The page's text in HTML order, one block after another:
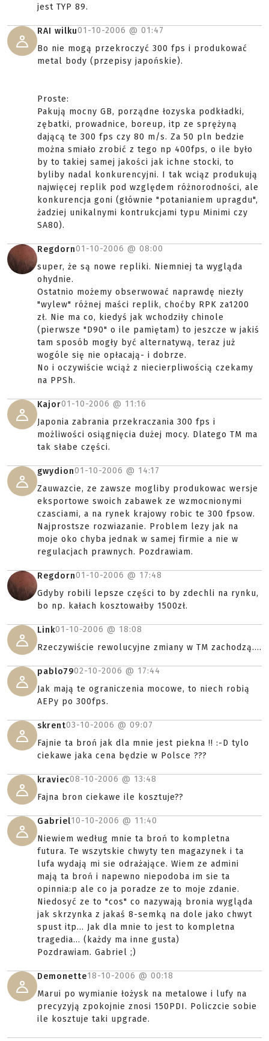
jest TYP 89.
RAI wilku01-10-2006 @ 01:47
Bo nie mogą przekroczyć 300 fps i produkować
metal body (przepisy japońskie).
Proste:
Pakują mocny GB, porządne łozyska podkładki,
zębatki, prowadnice, boreup, itp ze sprężyną
dającą te 300 fps czy 80 m/s. Za 50 pln bedzie
można smiało zrobić z tego np 400fps, o ile było
by to takiej samej jakości jak ichne stocki, to
byliby nadal konkurencyjni. I tak wciąz produkują
najwięcej replik pod względem różnorodności, ale
konkurencja goni (głównie "potanianiem upragdu",
żadziej unikalnymi kontrukcjami typu Minimi czy
SA80).
Regdorn01-10-2006 @ 08:00
super, że są nowe repliki. Niemniej ta wygląda
ohydnie.
Ostatnio możemy obserwować naprawdę niezły
"wylew" różnej maści replik, choćby RPK za1200
zł. Nie ma co, kiedyś jak wchodziły chinole
(pierwsze "D90" o ile pamiętam) to jeszcze w jakiś
tam sposób mogły być alternatywą, teraz już
wogóle się nie opłacają- i dobrze.
No i oczywiście wciąż z niecierpliwością czekamy
na PPSh.
Kajor01-10-2006 @ 11:16
Japonia zabrania przekraczania 300 fps i
możliwości osiągnięcia dużej mocy. Dlatego TM ma
tak słabe części.
gwydion01-10-2006 @ 14:17
Zauwazcie, ze zawsze mogliby produkowac wersje
eksportowe swoich zabawek ze wzmocnionymi
czasciami, a na rynek krajowy robic te 300 fpsow.
Najprostsze rozwiazanie. Problem lezy jak na
moje oko chyba jednak w samej firmie a nie w
regulacjach prawnych. Pozdrawiam.
Regdorn01-10-2006 @ 17:48
Gdyby robili lepsze części to by zdechli na rynku,
bo np. kałach kosztowałby 1500zł.
Link01-10-2006 @ 18:08
Rzeczywiście rewolucyjne zmiany w TM zachodzą....
pablo7902-10-2006 @ 17:44
Jak mają te ograniczenia mocowe, to niech robią
AEPy po 300fps.
skrent03-10-2006 @ 09:07
Fajnie ta broń jak dla mnie jest piekna !! :-D tylo
ciekawe jaka cena będzie w Polsce ???
kraviec08-10-2006 @ 13:48
Fajna bron ciekawe ile kosztuje??
Gabriel10-10-2006 @ 11:40
Niewiem według mnie ta broń to kompletna
futura. Te wszytskie chwyty ten magazynek i ta
lufa wydają mi sie odrażające. Wiem ze admini
mają ta broń i napewno niepodoba im sie ta
opinnia:p ale co ja poradze ze to moje zdanie.
Niedosyć ze to "cos" co nazywają bronia wygląda
jak skrzynka z jakaś 8-semką na dole jako chwyt
spust itp... Jak dla mnie to jest to kompletna
tragedia... (każdy ma inne gusta)
Pozdrawiam. Gabriel ;)
Demonette18-10-2006 @ 00:18
Marui po wymianie łożysk na metalowe i lufy na
precyzyją zpokojnie znosi 150PDI. Policzcie sobie
ile kosztuje taki upgrade.